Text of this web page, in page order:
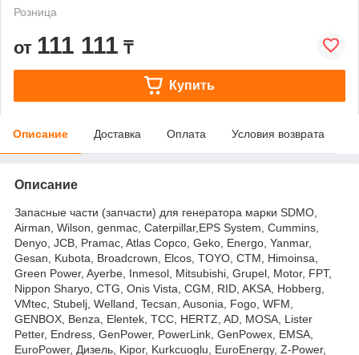
Розница
от 111 111 ₸
Купить
Описание Доставка Оплата Условия возврата
Описание
Запасные части (запчасти) для генератора марки SDMO,
Airman, Wilson, genmac, Caterpillar,EPS System, Cummins,
Denyo, JCB, Pramac, Atlas Copco, Geko, Energo, Yanmar,
Gesan, Kubota, Broadcrown, Elcos, TOYO, CTM, Himoinsa,
Green Power, Ayerbe, Inmesol, Mitsubishi, Grupel, Motor, FPT,
Nippon Sharyo, CTG, Onis Vista, CGM, RID, AKSA, Hobberg,
VMtec, Stubelj, Welland, Tecsan, Ausonia, Fogo, WFM,
GENBOX, Benza, Elentek, TCC, HERTZ, AD, MOSA, Lister
Petter, Endress, GenPower, PowerLink, GenPowex, EMSA,
EuroPower, Дизель, Kipor, Kurkcuoglu, EuroEnergy, Z-Power,